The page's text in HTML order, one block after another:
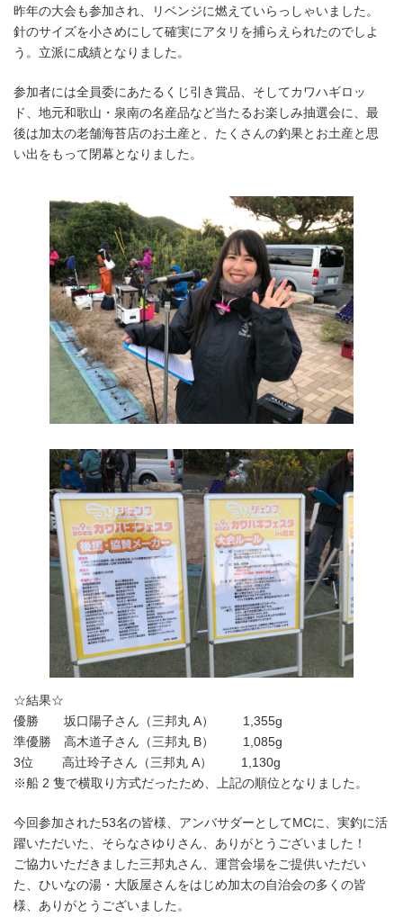
昨年の大会も参加され、リベンジに燃えていらっしゃいました。
針のサイズを小さめにして確実にアタリを捕らえられたのでしよ
う。立派に成績となりました。
参加者には全員委にあたるくじ引き賞品、そしてカワハギロッ
ド、地元和歌山・泉南の名産品など当たるお楽しみ抽選会に、最
後は加太の老舗海苔店のお土産と、たくさんの釣果とお土産と思
い出をもって閉幕となりました。
☆結果☆
優勝 坂口陽子さん（三邦丸 A） 1,355g
準優勝 高木道子さん（三邦丸 B） 1,085g
3位 高辻玲子さん（三邦丸 A） 1,130g
※船 2 隻で横取り方式だったため、上記の順位となりました。
今回参加された53名の皆様、アンバサダーとしてMCに、実釣に活
躍いただいた、そらなさゆりさん、ありがとうございました！
ご協力いただきました三邦丸さん、運営会場をご提供いただい
た、ひいなの湯・大阪屋さんをはじめ加太の自治会の多くの皆
様、ありがとうございました。